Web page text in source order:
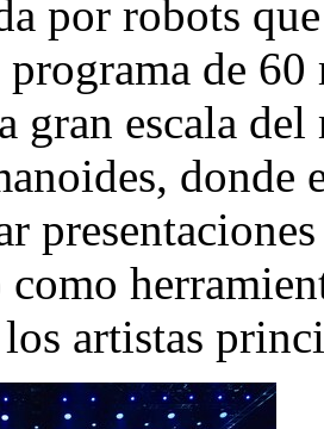
por robots
de
gran escala
donde
artistas